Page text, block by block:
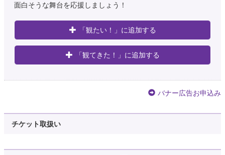
面白そうな舞台を応援しましょう！
「観たい！」に追加する
「観てきた！」に追加する
バナー広告お申込み
チケット取扱い